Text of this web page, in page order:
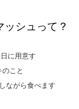
ッシュって？
に用意す
こと
ながら食べます